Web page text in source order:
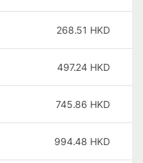
268.51 HKD
497.24 HKD
745.86 HKD
994.48 HKD